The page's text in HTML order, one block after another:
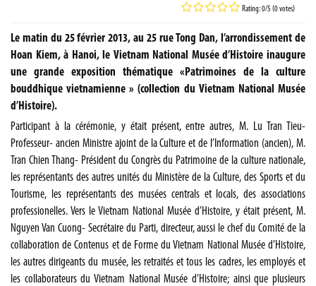
Rating: 0/5 (0 votes)
Le matin du 25 février 2013, au 25 rue Tong Dan, l’arrondissement de
Hoan Kiem, à Hanoi, le Vietnam National Musée d’Histoire inaugure
une grande exposition thématique «Patrimoines de la culture
bouddhique vietnamienne » (collection du Vietnam National Musée
d’Histoire).
Participant à la cérémonie, y était présent, entre autres, M. Lu Tran Tieu-
Professeur- ancien Ministre ajoint de la Culture et de l’Information (ancien), M.
Tran Chien Thang- Président du Congrès du Patrimoine de la culture nationale,
les représentants des autres unités du Ministère de la Culture, des Sports et du
Tourisme, les représentants des musées centrals et locals, des associations
professionelles. Vers le Vietnam National Musée d’Histoire, y était présent, M.
Nguyen Van Cuong- Secrétaire du Parti, directeur, aussi le chef du Comité de la
collaboration de Contenus et de Forme du Vietnam National Musée d’Histoire,
les autres dirigeants du musée, les retraités et tous les cadres, les employés et
les collaborateurs du Vietnam National Musée d’Histoire; ainsi que plusieurs